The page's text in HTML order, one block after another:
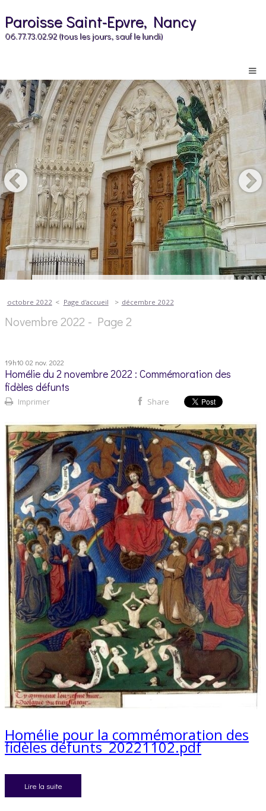
Paroisse Saint-Epvre, Nancy
06.77.73.02.92 (tous les jours, sauf le lundi)
octobre 2022 Page d'accueil décembre 2022
Novembre 2022 - Page 2
19h10 02 nov. 2022
Homélie du 2 novembre 2022 : Commémoration des
fidèles défunts
Imprimer Share
Homélie pour la commémoration des
fidèles défunts_20221102.pdf
Lire la suite